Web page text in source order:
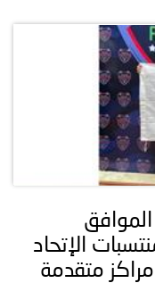
1446/06/07هــ الموافق
منتسبات الإتحاد
متقدمة